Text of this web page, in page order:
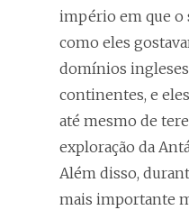
império em que o
como eles
domínios
continentes, e
até mesmo de
exploração da
Além disso,
mais importante